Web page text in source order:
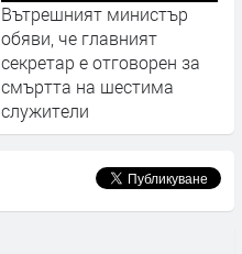
Вътрешният министър
обяви, че главният
секретар е отговорен за
смъртта на шестима
служители